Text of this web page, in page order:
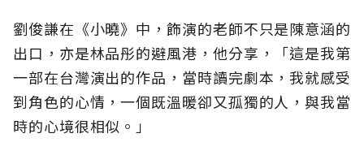
劉俊謙在《小曉》中，飾演的老師不只是陳意涵的
出口，亦是林品彤的避風港，他分享，「這是我第
一部在台灣演出的作品，當時讀完劇本，我就感受
到角色的心情，一個既溫暖卻又孤獨的人，與我當
時的心境很相似。」